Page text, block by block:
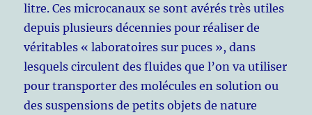
litre. Ces microcanaux se sont avérés très utiles
depuis plusieurs décennies pour réaliser de
véritables « laboratoires sur puces », dans
lesquels circulent des fluides que l’on va utiliser
pour transporter des molécules en solution ou
des suspensions de petits objets de nature